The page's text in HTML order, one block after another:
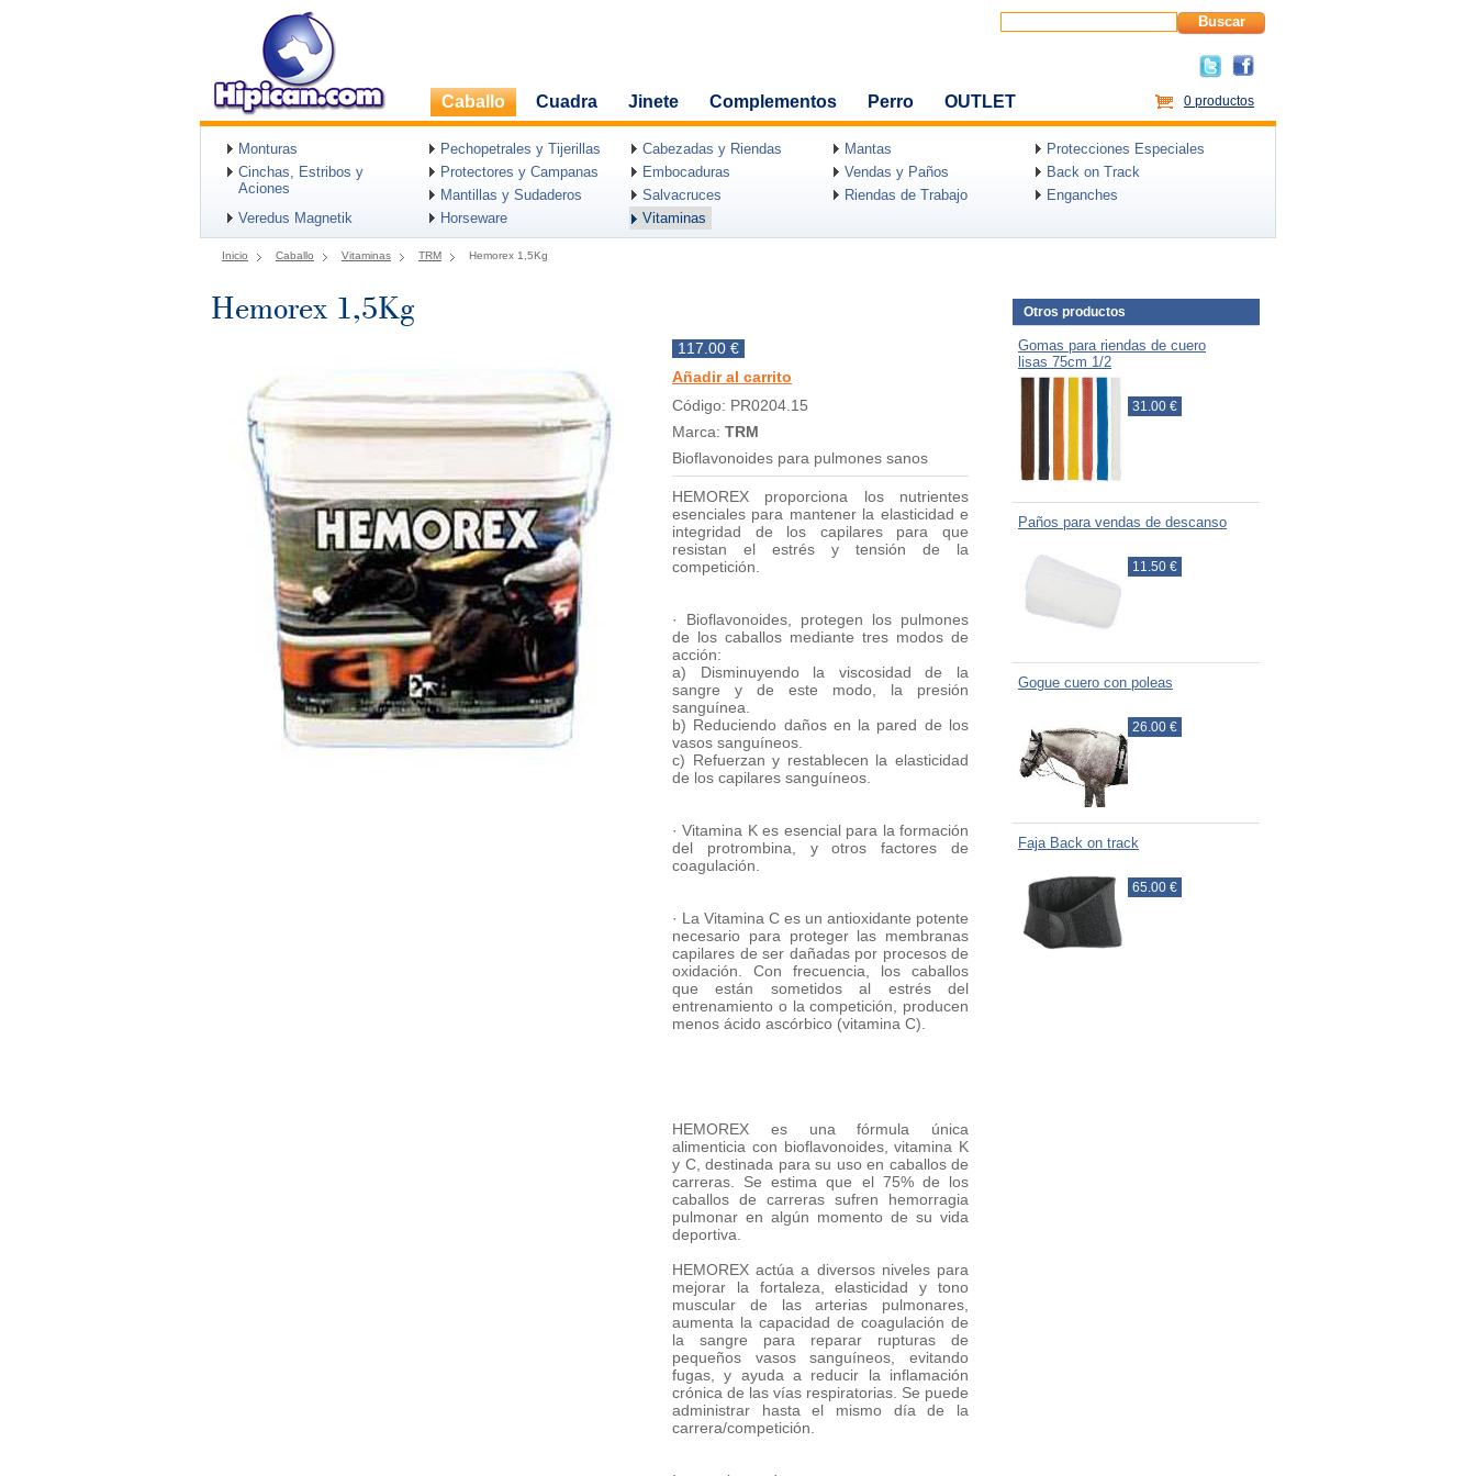
Buscar
Caballo Cuadra Jinete Complementos Perro OUTLET 0 productos
Monturas Pechopetrales y Tijerillas Cabezadas y Riendas Mantas
Protecciones Especiales
Cinchas, Estribos y
Aciones
Protectores y Campanas Embocaduras Vendas y Paños
Back on Track
Mantillas y Sudaderos
Salvacruces Riendas de Trabajo
Enganches
Veredus Magnetik
Horseware Vitaminas
Inicio Caballo Vitaminas TRM Hemorex 1,5Kg
Hemorex 1,5Kg
117.00 €
Añadir al carrito
Código: PR0204.15
Marca: TRM
Bioflavonoides para pulmones sanos
HEMOREX proporciona los nutrientes
esenciales para mantener la elasticidad e
integridad de los capilares para que
resistan el estrés y tensión de la
competición.
· Bioflavonoides, protegen los pulmones
de los caballos mediante tres modos de
acción:
a) Disminuyendo la viscosidad de la
sangre y de este modo, la presión
sanguínea.
b) Reduciendo daños en la pared de los
vasos sanguíneos.
c) Refuerzan y restablecen la elasticidad
de los capilares sanguíneos.
· Vitamina K es esencial para la formación
del protrombina, y otros factores de
coagulación.
· La Vitamina C es un antioxidante potente
necesario para proteger las membranas
capilares de ser dañadas por procesos de
oxidación. Con frecuencia, los caballos
que están sometidos al estrés del
entrenamiento o la competición, producen
menos ácido ascórbico (vitamina C).
HEMOREX es una fórmula única
alimenticia con bioflavonoides, vitamina K
y C, destinada para su uso en caballos de
carreras. Se estima que el 75% de los
caballos de carreras sufren hemorragia
pulmonar en algún momento de su vida
deportiva.
HEMOREX actúa a diversos niveles para
mejorar la fortaleza, elasticidad y tono
muscular de las arterias pulmonares,
aumenta la capacidad de coagulación de
la sangre para reparar rupturas de
pequeños vasos sanguíneos, evitando
fugas, y ayuda a reducir la inflamación
crónica de las vías respiratorias. Se puede
administrar hasta el mismo día de la
carrera/competición.
Otros productos
Gomas para riendas de cuero
lisas 75cm 1/2
31.00 €
Paños para vendas de descanso
11.50 €
Gogue cuero con poleas
26.00 €
Faja Back on track
65.00 €